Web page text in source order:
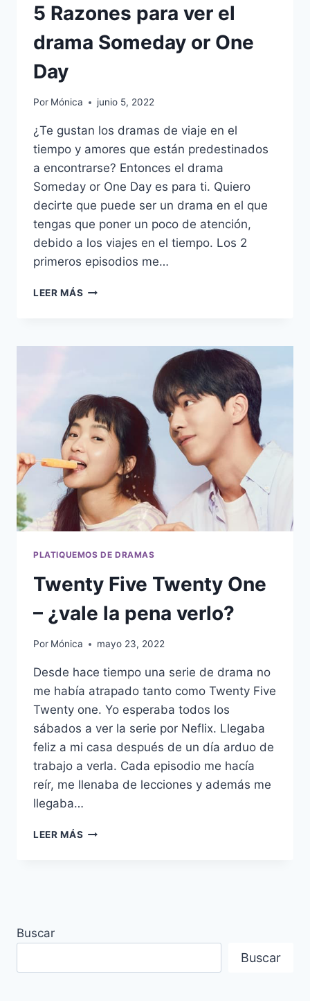
5 Razones para ver el
drama Someday or One
Day
Por Mónica junio 5, 2022
¿Te gustan los dramas de viaje en el
tiempo y amores que están predestinados
a encontrarse? Entonces el drama
Someday or One Day es para ti. Quiero
decirte que puede ser un drama en el que
tengas que poner un poco de atención,
debido a los viajes en el tiempo. Los 2
primeros episodios me…
LEER MÁS
EL
ONE
DAY
PLATIQUEMOS DE DRAMAS
Twenty Five Twenty One
– ¿vale la pena verlo?
Por Mónica mayo 23, 2022
Desde hace tiempo una serie de drama no
me había atrapado tanto como Twenty Five
Twenty one. Yo esperaba todos los
sábados a ver la serie por Neflix. Llegaba
feliz a mi casa después de un día arduo de
trabajo a verla. Cada episodio me hacía
reír, me llenaba de lecciones y además me
llegaba…
LEER MÁS TWENTY
Buscar
Buscar